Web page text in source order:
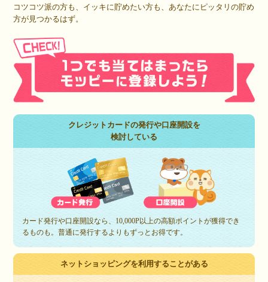
コツコツ派の方も、イッキに貯めたい方も、あなたにピッタリの貯め
方が見つかるはず。
クレジットカードの発行や口座開設を
検討している
カード発行や口座開設なら、10,000P以上の高額ポイントが獲得でき
るものも。普通に発行するよりもずっとお得です。
ネットショッピングを利用することがある